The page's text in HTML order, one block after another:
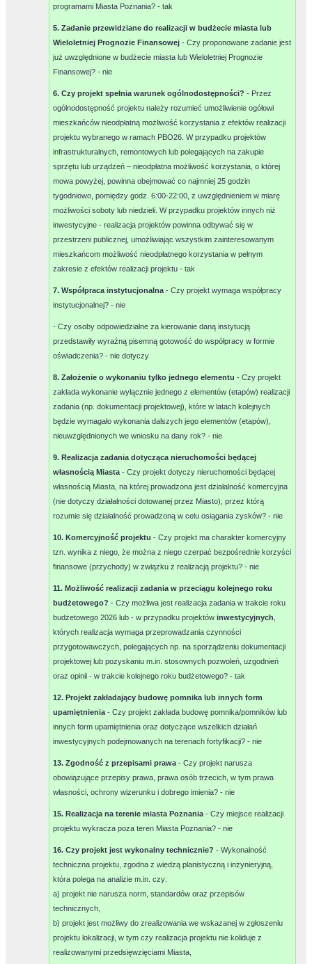
programami Miasta Poznania? -tak
5. Zadanie przewidziane do realizacji w budżecie miasta lub
Wieloletniej Prognozie Finansowej- Czy proponowane zadanie jest
już uwzględnione w budżecie miasta lub Wieloletniej Prognozie
Finansowej? -nie
6. Czy projekt spełnia warunek ogólnodostępności?- Przez
ogólnodostępność projektu należy rozumieć umożliwienie ogółowi
mieszkańców nieodpłatną możliwość korzystania z efektów realizacji
projektu wybranego w ramach PBO26. W przypadku projektów
infrastrukturalnych, remontowych lub polegających na zakupie
sprzętu lub urządzeń – nieodpłatna możliwość korzystania, o której
mowa powyżej, powinna obejmować co najmniej 25 godzin
tygodniowo, pomiędzy godz. 6:00-22:00, z uwzględnieniem w miarę
możliwości soboty lub niedzieli. W przypadku projektów innych niż
inwestycyjne - realizacja projektów powinna odbywać się w
przestrzeni publicznej, umożliwiając wszystkim zainteresowanym
mieszkańcom możliwość nieodpłatnego korzystania w pełnym
zakresie z efektów realizacji projektu -tak
7. Współpraca instytucjonalna- Czy projekt wymaga współpracy
instytucjonalnej? -nie
- Czy osoby odpowiedzialne za kierowanie daną instytucją
przedstawiły wyraźną pisemną gotowość do współpracy w formie
oświadczenia? -nie dotyczy
8. Założenie o wykonaniu tylko jednego elementu- Czy projekt
zakłada wykonanie wyłącznie jednego z elementów (etapów) realizacji
zadania (np. dokumentacji projektowej), które w latach kolejnych
będzie wymagało wykonania dalszych jego elementów (etapów),
nieuwzględnionych we wniosku na dany rok? -nie
9. Realizacja zadania dotycząca nieruchomości będącej
własnością Miasta- Czy projekt dotyczy nieruchomości będącej
własnością Miasta, na której prowadzona jest działalność komercyjna
(nie dotyczy działalności dotowanej przez Miasto), przez którą
rozumie się działalność prowadzoną w celu osiągania zysków? -nie
10. Komercyjność projektu- Czy projekt ma charakter komercyjny
tzn. wynika z niego, że można z niego czerpać bezpośrednie korzyści
finansowe (przychody) w związku z realizacją projektu? -nie
11. Możliwość realizacji zadania w przeciągu kolejnego roku
budżetowego?- Czy możliwa jest realizacja zadania w trakcie roku
budżetowego 2026 lub - w przypadku projektówinwestycyjnych
których realizacja wymaga przeprowadzania czynności
przygotowawczych, polegających np. na sporządzeniu dokumentacji
projektowej lub pozyskaniu m.in. stosownych pozwoleń, uzgodnień
oraz opinii - w trakcie kolejnego roku budżetowego? -tak
12. Projekt zakładający budowę pomnika lub innych form
upamiętnienia- Czy projekt zakłada budowę pomnika/pomników lub
innych form upamiętnienia oraz dotyczące wszelkich działań
inwestycyjnych podejmowanych na terenach fortyfikacji? -nie
13. Zgodność z przepisami prawa- Czy projekt narusza
obowiązujące przepisy prawa, prawa osób trzecich, w tym prawa
własności, ochrony wizerunku i dobrego imienia? -nie
15. Realizacja na terenie miasta Poznania- Czy miejsce realizacji
projektu wykracza poza teren Miasta Poznania? -nie
16. Czy projekt jest wykonalny technicznie?- Wykonalność
techniczna projektu, zgodna z wiedzą planistyczną i inżynieryjną,
która polega na analizie m.in. czy:
a) projekt nie narusza norm, standardów oraz przepisów
technicznych,
b) projekt jest możliwy do zrealizowania we wskazanej w zgłoszeniu
projektu lokalizacji, w tym czy realizacja projektu nie koliduje z
realizowanymi przedsięwzięciami Miasta,